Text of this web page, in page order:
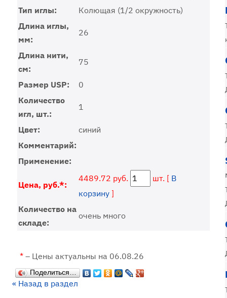
Тип иглы:
Колющая (1/2 окружность)
Длина иглы,
мм:
26
Длина нити,
см:
75
Размер USP:
0
Количество
игл, шт.:
1
Цвет:
синий
Комментарий:
Применение:
Цена, руб.*:
4489.72 руб. шт. [ В
корзину ]
Количество на
складе:
очень много
* – Цены актуальны на 06.08.26
Поделиться…
« Назад в раздел